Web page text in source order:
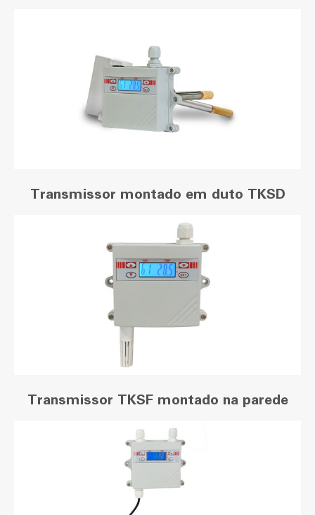
Transmissor montado em duto TKSD
Transmissor TKSF montado na parede